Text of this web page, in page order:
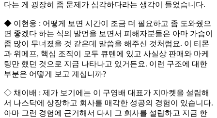
다는 게 굉장히 좀 문제가 심각하다라는 생각이 들었습니다.
◆ 이현웅 : 어떻게 보면 시간이 조금 더 필요하고 좀 도와줬으
면 좋겠다 하는 식의 발언을 보면서 피해자분들은 아마 가슴이
좀 많이 무너졌을 것 같은데 말씀을 해주신 것처럼요. 이 티몬
과 위메프, 핵심 조직이 모두 큐텐에 있고 사실상 판매와 마케
팅만 했던 것으로 지금 나타나고 있거든요. 이런 구조에 대한
부분은 어떻게 보고 계십니까?
◇ 채이배 : 제가 보기에는 이 구영배 대표가 지마켓을 설립해
서 나스닥에 상장하고 회사를 매각한 성공의 경험이 있습니다.
아마 그런 경험에 근거해서 다시 그 회사를 설립하고 지금 한